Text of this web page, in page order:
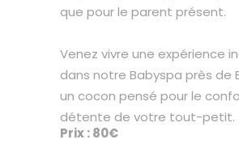
que pour le parent présent.
Venez vivre une expérience
dans notre Babyspa près de
un cocon pensé pour le
détente de votre tout-petit.
Prix : 80€